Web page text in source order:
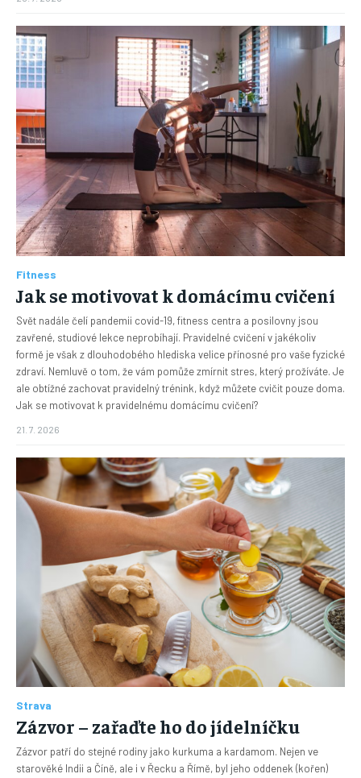
Fitness
Jak se motivovat k domácímu cvičení
Svět nadále čelí pandemii covid-19, fitness centra a posilovny jsou
zavřené, studiové lekce neprobíhají. Pravidelné cvičení v jakékoliv
formě je však z dlouhodobého hlediska velice přínosné pro vaše fyzické
zdraví. Nemluvě o tom, že vám pomůže zmírnit stres, který prožíváte. Je
ale obtížné zachovat pravidelný trénink, když můžete cvičit pouze doma.
Jak se motivovat k pravidelnému domácímu cvičení?
21. 7. 2026
Strava
Zázvor – zařaďte ho do jídelníčku
Zázvor patří do stejné rodiny jako kurkuma a kardamom. Nejen ve
starověké Indii a Číně, ale i v Řecku a Římě, byl jeho oddenek (kořen)